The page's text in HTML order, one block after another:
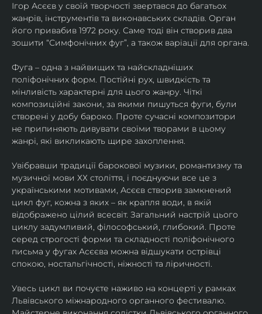
Ігор Асєєв у своїй творчості звертався до багатьох
жанрів, інструментів та виконавських складів. Орган
його привабив 1972 року. Саме тоді він створив два
зошити “Симфонічних фуг”, а також варіації для органа.
Фуга – одна з найвищих та найскладніших
поліфонічних форм. Постійні рух, швидкість та
мінливість характерні для цього жанру. Чіткі
композиційні закони, за якими пишуться фуги, були
створені у добу бароко. Проте сучасні композитори
не припиняють дивувати своїми творами в цьому
жанрі, які викликають щире захоплення.
Увібравши традиції барокової музики, романтизму та
музичної мови ХХ століття, і поєднуючи все це з
українськими мотивами, Асєєв створив замкнений
цикл фуг, кожна з яких – як крапля води, в якій
відображено цілий всесвіт. Загальний настрій цього
циклу задумливий, філософський, глибокий. Проте
серед строгості форми та складності поліфонічного
письма у фугах Асєєва можна відшукати острівці
спокою, ностальгічності, ніжності та ліричності.
Увесь цикл ви почуєте наживо на концерті у рамках
Львівського міжнародного органного фестивалю.